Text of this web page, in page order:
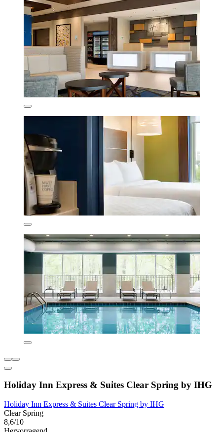
Holiday Inn Express & Suites Clear Spring by IHG
Holiday Inn Express & Suites Clear Spring by IHG
Clear Spring
8,6/10